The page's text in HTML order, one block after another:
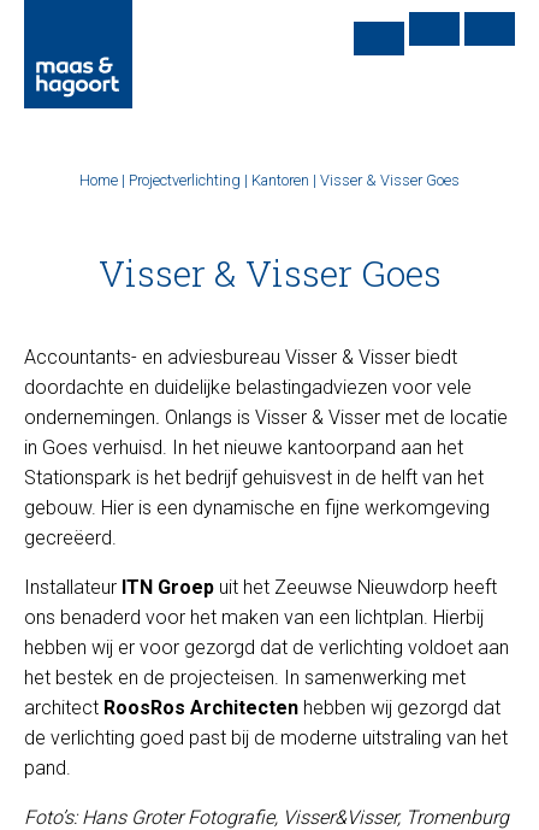
Home | Projectverlichting | Kantoren | Visser & Visser Goes
Visser & Visser Goes
Accountants- en adviesbureau Visser & Visser biedt
doordachte en duidelijke belastingadviezen voor vele
ondernemingen. Onlangs is Visser & Visser met de locatie
in Goes verhuisd. In het nieuwe kantoorpand aan het
Stationspark is het bedrijf gehuisvest in de helft van het
gebouw. Hier is een dynamische en fijne werkomgeving
gecreëerd.
Installateur ITN Groep uit het Zeeuwse Nieuwdorp heeft
ons benaderd voor het maken van een lichtplan. Hierbij
hebben wij er voor gezorgd dat de verlichting voldoet aan
het bestek en de projecteisen. In samenwerking met
architect RoosRos Architecten hebben wij gezorgd dat
de verlichting goed past bij de moderne uitstraling van het
pand.
Foto’s: Hans Groter Fotografie, Visser&Visser, Tromenburg